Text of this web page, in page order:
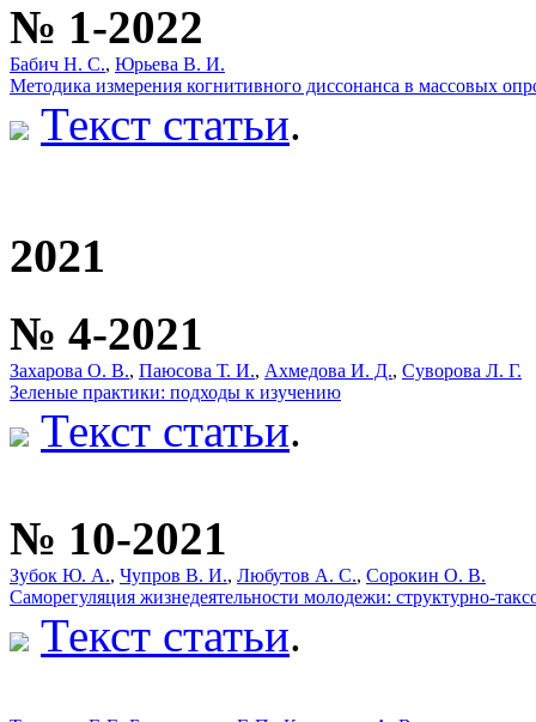
№ 1-2022
Бабич Н. С., Юрьева В. И.
Методика измерения когнитивного диссонанса в массовых
Текст статьи.
2021
№ 4-2021
Захарова О. В., Паюсова Т. И., Ахмедова И. Д., Суворова Л. Г.
Зеленые практики: подходы к изучению
Текст статьи.
№ 10-2021
Зубок Ю. А., Чупров В. И., Любутов А. С., Сорокин О. В.
Саморегуляция жизнедеятельности молодежи: структурно-
Текст статьи.